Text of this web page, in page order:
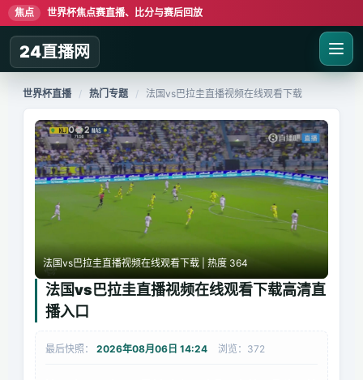
焦点 世界杯焦点赛直播、比分与赛后回放
24直播网
世界杯直播 / 热门专题 / 法国vs巴拉圭直播视频在线观看下载
法国vs巴拉圭直播视频在线观看下载 | 热度 364
法国vs巴拉圭直播视频在线观看下载高清直
播入口
最后快照： 2026年08月06日 14:24 浏览：372